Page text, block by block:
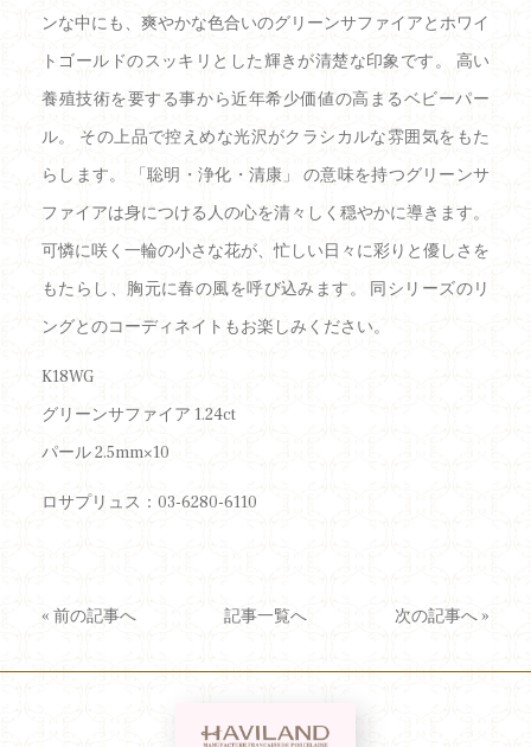
ンな中にも、爽やかな色合いのグリーンサファイアとホワイ
トゴールドのスッキリとした輝きが清楚な印象です。 高い
養殖技術を要する事から近年希少価値の高まるベビーパー
ル。 その上品で控えめな光沢がクラシカルな雰囲気をもた
らします。 「聡明・浄化・清康」 の意味を持つグリーンサ
ファイアは身につける人の心を清々しく穏やかに導きます。
可憐に咲く一輪の小さな花が、忙しい日々に彩りと優しさを
もたらし、胸元に春の風を呼び込みます。 同シリーズのリ
ングとのコーディネイトもお楽しみください。
K18WG
グリーンサファイア 1.24ct
パール 2.5mm×10
ロサプリュス：03-6280-6110
« 前の記事へ 記事一覧へ 次の記事へ»